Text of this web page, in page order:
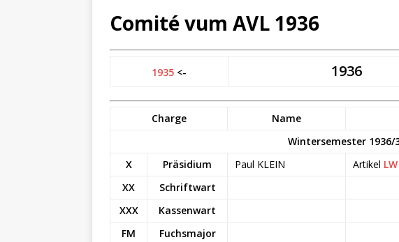
Comité vum AVL 1936
1935 <- 1936
Charge Name
Wintersemester 1936/
X
Präsidium Paul KLEIN Artikel
XX
Schriftwart
XXX
Kassenwart
FM
Fuchsmajor